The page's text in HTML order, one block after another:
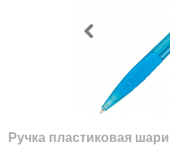
Ручка пластиковая